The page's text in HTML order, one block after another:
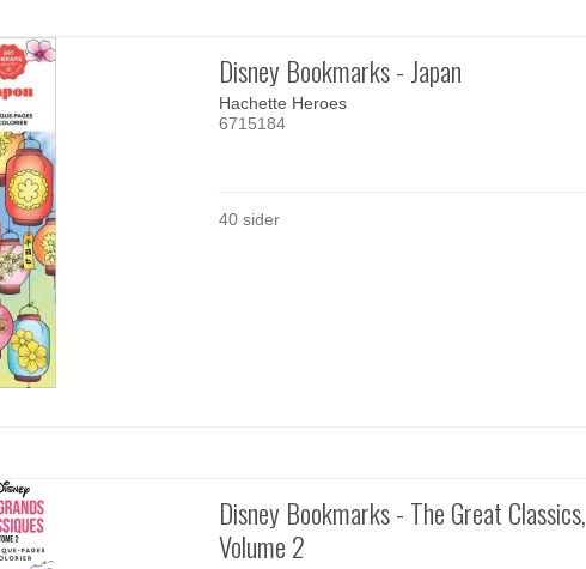
Disney Bookmarks - Japan
Hachette Heroes
6715184
40 sider
Disney Bookmarks - The Great Classics,
Volume 2